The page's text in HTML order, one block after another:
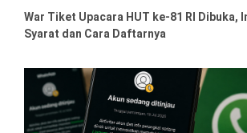
War Tiket Upacara HUT ke-81 RI Dibuka,
Syarat dan Cara Daftarnya